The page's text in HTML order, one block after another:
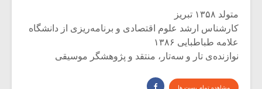
متولد ۱۳۵۸ تبریز
کارشناس ارشد علوم اقتصادی و برنامه‌ریزی از دانشگاه
علامه طباطبایی ۱۳۸۶
نوازنده‌ی تار و سه‌تار، منتقد و پژوهشگر موسیقی
مشاهده تمام پست ها